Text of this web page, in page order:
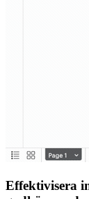
Effektivisera